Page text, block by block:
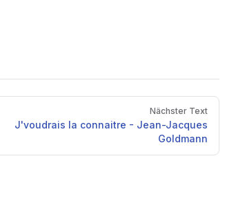
Nächster Text
J'voudrais la connaitre - Jean-Jacques
Goldmann